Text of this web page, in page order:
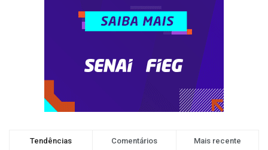
Tendências Comentários Mais recente